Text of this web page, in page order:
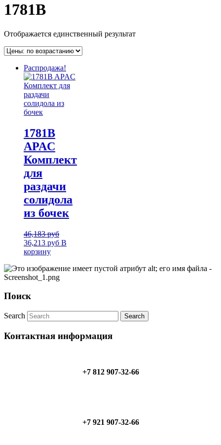
1781B
Отображается единственный результат
Распродажа!
1781B
APAC
Комплект
для
раздачи
солидола
из бочек
46,183руб
36,213 руб В
корзину
Поиск
Search
Контактная информация
+7 812 907-32-66
+7 921 907-32-66